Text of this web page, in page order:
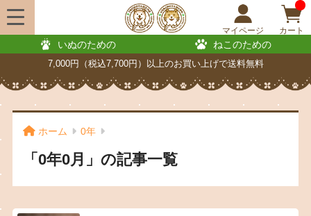
マイページ カート
いぬのための ねこのための
7,000円（税込7,700円）以上のお買い上げで送料無料
ホーム 0年
「0年0月」の記事一覧